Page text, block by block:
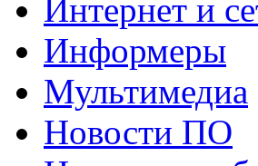
Интернет и
Информеры
Мультимедиа
Новости ПО